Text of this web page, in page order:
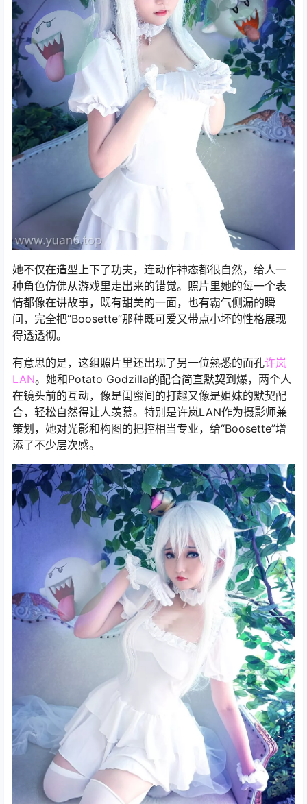
她不仅在造型上下了功夫，连动作神态都很自然，给人一
种角色仿佛从游戏里走出来的错觉。照片里她的每一个表
情都像在讲故事，既有甜美的一面，也有霸气侧漏的瞬
间，完全把“Boosette”那种既可爱又带点小坏的性格展现
得透透彻。
有意思的是，这组照片里还出现了另一位熟悉的面孔许岚
LAN。她和Potato Godzilla的配合简直默契到爆，两个人
在镜头前的互动，像是闺蜜间的打趣又像是姐妹的默契配
合，轻松自然得让人羡慕。特别是许岚LAN作为摄影师兼
策划，她对光影和构图的把控相当专业，给“Boosette”增
添了不少层次感。